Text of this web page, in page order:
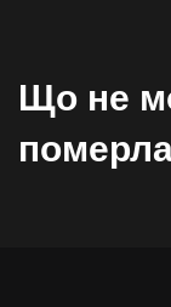
Що не